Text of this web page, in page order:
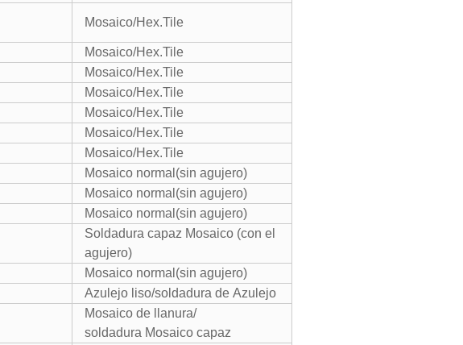
Mosaico/Hex.Tile
Mosaico/Hex.Tile
Mosaico/Hex.Tile
Mosaico/Hex.Tile
Mosaico/Hex.Tile
Mosaico/Hex.Tile
Mosaico/Hex.Tile
Mosaico normal(sin agujero)
Mosaico normal(sin agujero)
Mosaico normal(sin agujero)
Soldadura capaz Mosaico (con el
agujero)
Mosaico normal(sin agujero)
Azulejo liso/soldadura de Azulejo
Mosaico de llanura/
soldadura Mosaico capaz